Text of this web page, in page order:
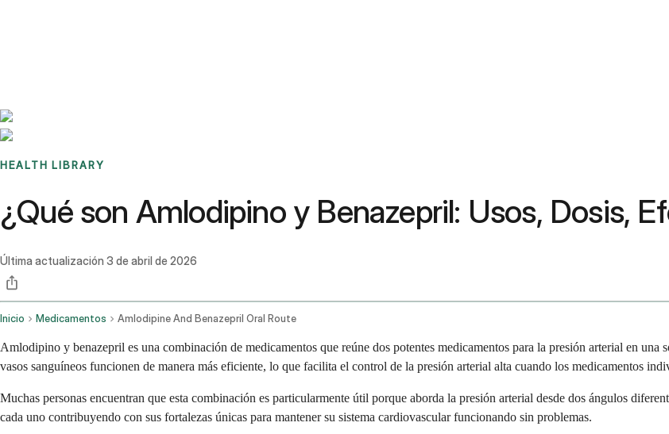
HEALTH LIBRARY
¿Qué son Amlodipino y Benazepril: Usos, Dosis,
Última actualización 3 de abril de 2026
Inicio Medicamentos Amlodipine And Benazepril Oral Route
Amlodipino y benazepril es una combinación de medicamentos que reúne dos potentes medicamentos para la presión arterial en
vasos sanguíneos funcionen de manera más eficiente, lo que facilita el control de la presión arterial alta cuando los medicamentos
Muchas personas encuentran que esta combinación es particularmente útil porque aborda la presión arterial desde dos ángulos
cada uno contribuyendo con sus fortalezas únicas para mantener su sistema cardiovascular funcionando sin problemas.